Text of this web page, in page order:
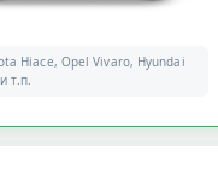
Hiace, Opel Vivaro, Hyundai
т.п.